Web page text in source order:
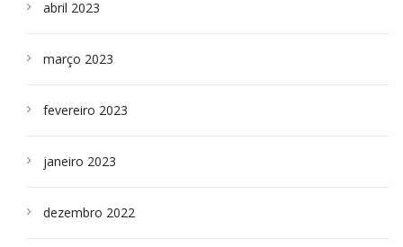
abril 2023
março 2023
fevereiro 2023
janeiro 2023
dezembro 2022